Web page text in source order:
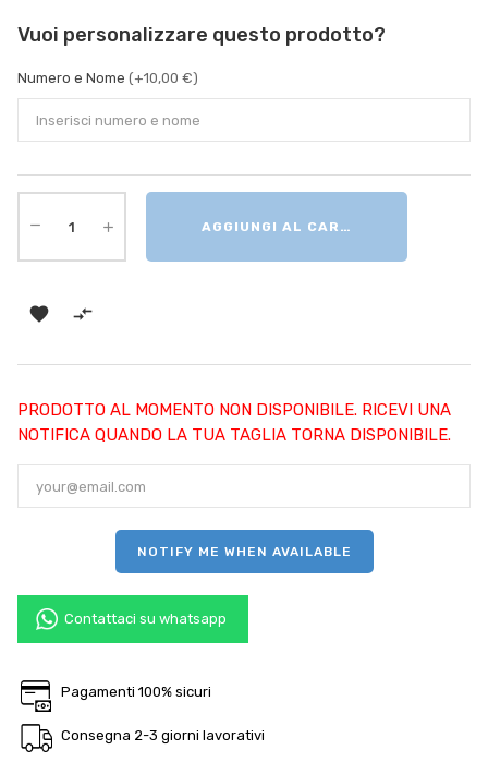
Vuoi personalizzare questo prodotto?
Numero e Nome (+10,00 €)
AGGIUNGI AL CARRELLO
 
PRODOTTO AL MOMENTO NON DISPONIBILE. RICEVI UNA
NOTIFICA QUANDO LA TUA TAGLIA TORNA DISPONIBILE.
NOTIFY ME WHEN AVAILABLE
Contattaci su whatsapp
Pagamenti 100% sicuri
Consegna 2-3 giorni lavorativi